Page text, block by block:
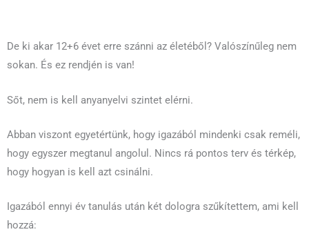
De ki akar 12+6 évet erre szánni az életéből? Valószínűleg nem
sokan. És ez rendjén is van!
Sőt, nem is kell anyanyelvi szintet elérni.
Abban viszont egyetértünk, hogy igazából mindenki csak reméli,
hogy egyszer megtanul angolul. Nincs rá pontos terv és térkép,
hogy hogyan is kell azt csinálni.
Igazából ennyi év tanulás után két dologra szűkítettem, ami kell
hozzá: